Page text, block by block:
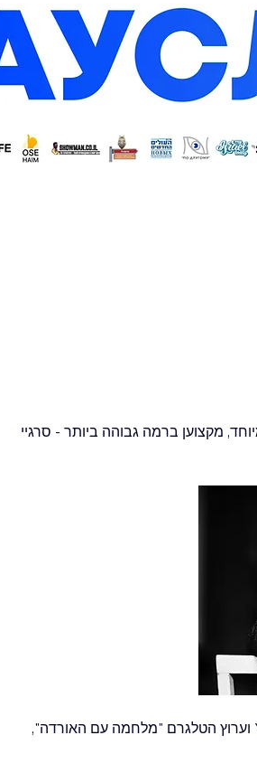
הרצאה עם בן אדם מיוחד, מקצוען ברמה גבוהה ביותר - סרגיי
סרגיי אאוסלנדר הוא עיתונאי צבאי ישראלי, המוכר לרבים מכם מערוצי ה-Youtube וערוץ הטלגרם "מלחמה עם האורדה",